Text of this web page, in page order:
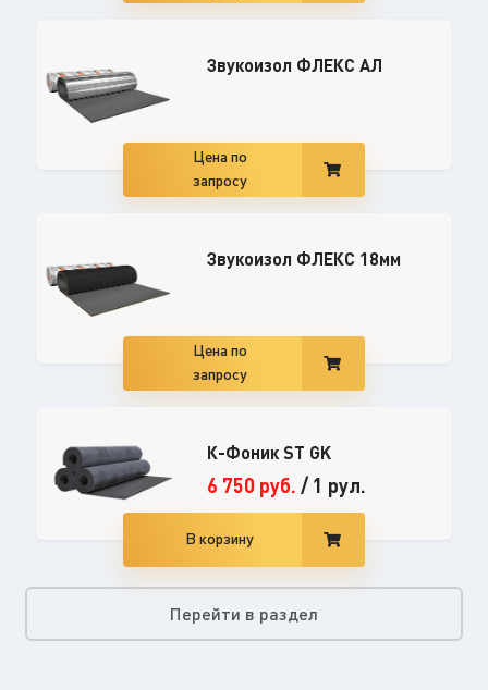
Звукоизол ФЛЕКС АЛ
Цена по
запросу
Звукоизол ФЛЕКС 18мм
Цена по
запросу
К-Фоник ST GK
6 750 руб. /1 рул.
В корзину
Перейти в раздел